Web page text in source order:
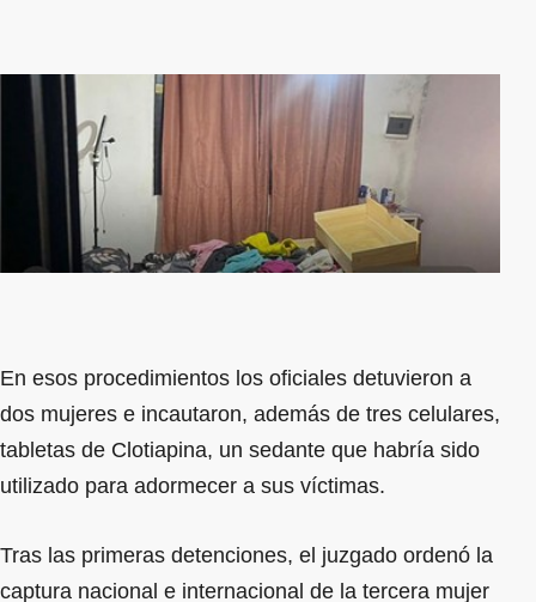
En esos procedimientos los oficiales detuvieron a
dos mujeres e incautaron, además de tres celulares,
tabletas de Clotiapina, un sedante que habría sido
utilizado para adormecer a sus víctimas.
Tras las primeras detenciones, el juzgado ordenó la
captura nacional e internacional de la tercera mujer